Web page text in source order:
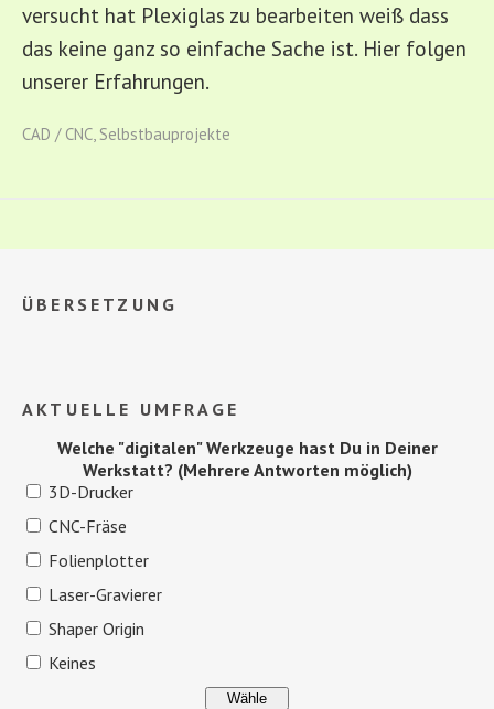
versucht hat Plexiglas zu bearbeiten weiß dass
das keine ganz so einfache Sache ist. Hier folgen
unserer Erfahrungen.
CAD / CNC, Selbstbauprojekte
ÜBERSETZUNG
AKTUELLE UMFRAGE
Welche "digitalen" Werkzeuge hast Du in Deiner
Werkstatt? (Mehrere Antworten möglich)
3D-Drucker
CNC-Fräse
Folienplotter
Laser-Gravierer
Shaper Origin
Keines